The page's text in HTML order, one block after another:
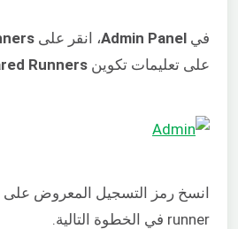
في Admin Panel، انقر على
على تعليمات تكوين Runners
انسخ رمز التسجيل المعروض على
runner في الخطوة التالية.